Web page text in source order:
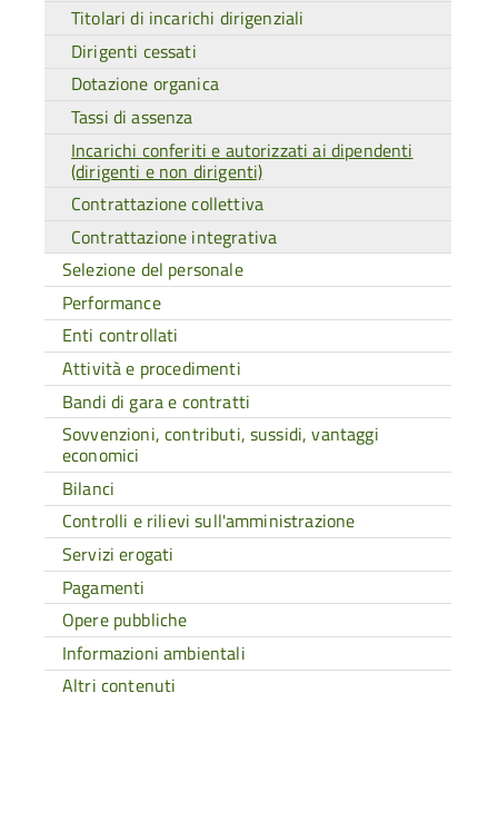
Titolari di incarichi dirigenziali
Dirigenti cessati
Dotazione organica
Tassi di assenza
Incarichi conferiti e autorizzati ai dipendenti
(dirigenti e non dirigenti)
Contrattazione collettiva
Contrattazione integrativa
Selezione del personale
Performance
Enti controllati
Attività e procedimenti
Bandi di gara e contratti
Sovvenzioni, contributi, sussidi, vantaggi
economici
Bilanci
Controlli e rilievi sull'amministrazione
Servizi erogati
Pagamenti
Opere pubbliche
Informazioni ambientali
Altri contenuti